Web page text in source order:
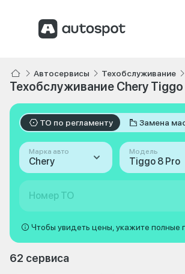
Автосервисы Техобслуживание
Техобслуживание Chery Tiggo
ТО по регламенту Замена
Марка авто
Chery
Модель
Tiggo 8 Pro
Номер ТО
Чтобы увидеть цены, укажите полные
62 сервиса